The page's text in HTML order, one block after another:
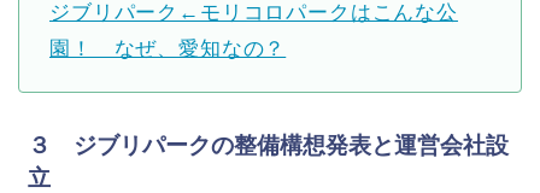
ジブリパーク←モリコロパークはこんな公
園！ なぜ、愛知なの？
３ ジブリパークの整備構想発表と運営会社設
立